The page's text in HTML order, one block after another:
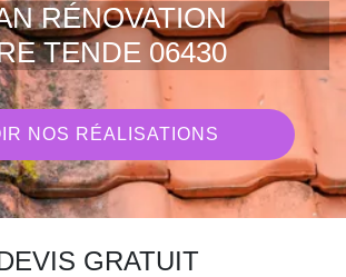
RÉNOVATION
TENDE 06430
NOS RÉALISATIONS
GRATUIT